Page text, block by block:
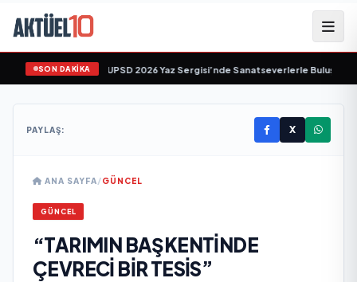
SON DAKİKA
"Tekâmül" Eseri UPSD 2026 Yaz Sergisi’nde Sanatseverlerle Buluşuyor
PAYLAŞ: X
ANA SAYFA/GÜNCEL
GÜNCEL
“TARIMIN BAŞKENTİNDE
ÇEVRECİ BİR TESİS”